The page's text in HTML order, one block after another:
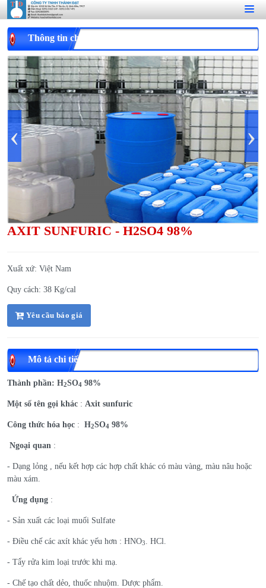
Thông tin chi tiết
‹ ›
AXIT SUNFURIC - H2SO4 98%
Xuất xứ: Việt Nam
Quy cách: 38 Kg/cal
Yêu cầu báo giá
Mô tả chi tiết
Thành phần: H2SO4 98%
Một số tên gọi khác : Axit sunfuric
Công thức hóa học : H2SO4 98%
Ngoại quan :
- Dạng lỏng , nếu kết hợp các hợp chất khác có màu vàng, màu nâu hoặc
màu xám.
Ứng dụng :
- Sản xuất các loại muối Sulfate
- Điều chế các axít khác yếu hơn : HNO3 . HCl.
- Tẩy rửa kim loại trước khi mạ.
- Chế tạo chất dẻo, thuốc nhuộm. Dược phẩm.